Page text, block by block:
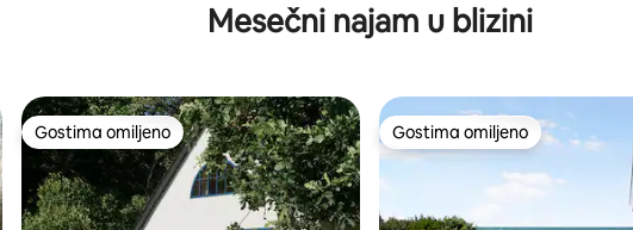
Mesečni najam u blizini
Gostima omiljeno
Gostima omiljeno Gostima omiljeno
Gostima omiljeno